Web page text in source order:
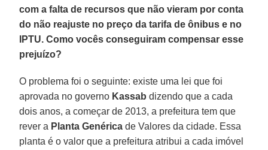
com a falta de recursos que não vieram por conta
do não reajuste no preço da tarifa de ônibus e no
IPTU. Como vocês conseguiram compensar esse
prejuízo?
O problema foi o seguinte: existe uma lei que foi
aprovada no governo Kassab dizendo que a cada
dois anos, a come­çar de 2013, a prefeitura tem que
rever a Planta Genérica de Valores da cida­de. Essa
planta é o valor que a prefei­tura atribui a cada imóvel